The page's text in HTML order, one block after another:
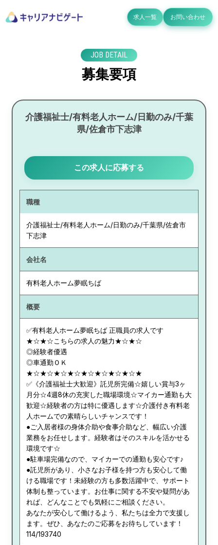
求人一覧 お問い合わせ
JOB DETAIL
募集要項
介護福祉士/有料老人ホーム/日勤のみ/千葉
県/佐倉市下志津
この求人に応募する
職種
介護福祉士/有料老人ホーム/日勤のみ/千葉県/佐倉市
下志津
会社名
有料老人ホーム夢眠ちば
概要
✅有料老人ホーム夢眠ちば 正職員の求人です
★☆★☆こちらの求人の魅力★☆★☆
◎経験者優遇
◎車通勤ＯＫ
★☆★☆★☆★☆★☆★☆★☆★☆★
✅《介護福祉士大歓迎》託児所完備☆嬉しい賞与3ヶ
月分☆4週8休の充実した職場環境☆マイカー通勤も大
歓迎☆経験者の方は特に優遇します☆介護付き有料老
人ホームでの素晴らしいチャンスです！
●ご入居者様の身体介助や食事介助など、幅広い介護
業務をお任せします。経験者はそのスキルを活かせる
環境です☆
●駐車場完備なので、マイカーでの通勤も安心です♪
●託児所があり、小さなお子様を持つ方も安心して働
ける職場です！未経験の方も多数活躍中で、サポート
体制も整っています。お仕事に関する不安や疑問があ
れば、どんなことでも気軽にご相談ください。
あなたが安心して働けるよう、私たちは全力で支援し
ます。ぜひ、あなたのご応募をお待ちしています！
114/193740